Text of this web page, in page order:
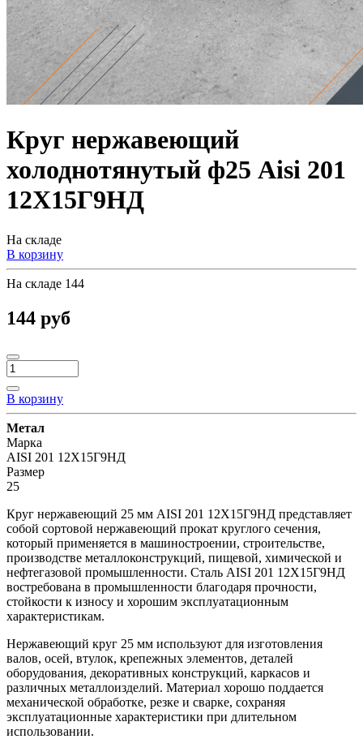
Круг нержавеющий
холоднотянутый ф25 Aisi 201
12Х15Г9НД
На складе
В корзину
На складе 144
144 руб
В корзину
Метал
Марка
AISI 201 12Х15Г9НД
Размер
25
Круг нержавеющий 25 мм AISI 201 12Х15Г9НД представляет
собой сортовой нержавеющий прокат круглого сечения,
который применяется в машиностроении, строительстве,
производстве металлоконструкций, пищевой, химической и
нефтегазовой промышленности. Сталь AISI 201 12Х15Г9НД
востребована в промышленности благодаря прочности,
стойкости к износу и хорошим эксплуатационным
характеристикам.
Нержавеющий круг 25 мм используют для изготовления
валов, осей, втулок, крепежных элементов, деталей
оборудования, декоративных конструкций, каркасов и
различных металлоизделий. Материал хорошо поддается
механической обработке, резке и сварке, сохраняя
эксплуатационные характеристики при длительном
использовании.